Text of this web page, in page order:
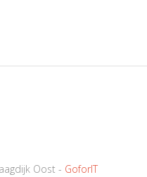
Oost - GoforIT